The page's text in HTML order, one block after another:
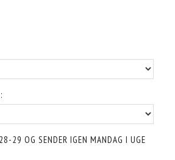
29 OG SENDER IGEN MANDAG I UGE